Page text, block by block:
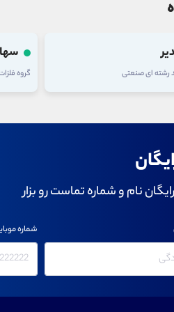
رشته ای صنعتی گروه
نام و شماره تماست رو بزار
شماره